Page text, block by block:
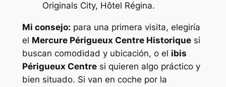
Originals City, Hôtel Régina.
Mi consejo: para una primera visita, elegiría
el Mercure Périgueux Centre Historiquesi
buscan comodidad y ubicación, o el ibis
Périgueux Centresi quieren algo práctico y
bien situado. Si van en coche por la